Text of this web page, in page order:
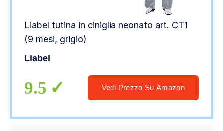
Liabel tutina in ciniglia neonato art. CT1
(9 mesi, grigio)
Liabel
9.5 Vedi Prezzo Su Amazon